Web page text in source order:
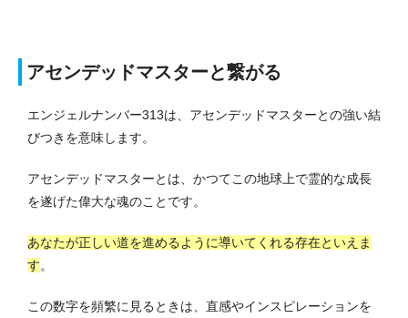
アセンデッドマスターと繋がる
エンジェルナンバー313は、アセンデッドマスターとの強い結
びつきを意味します。
アセンデッドマスターとは、かつてこの地球上で霊的な成長
を遂げた偉大な魂のことです。
あなたが正しい道を進めるように導いてくれる存在といえま
す。
この数字を頻繁に見るときは、直感やインスピレーションを